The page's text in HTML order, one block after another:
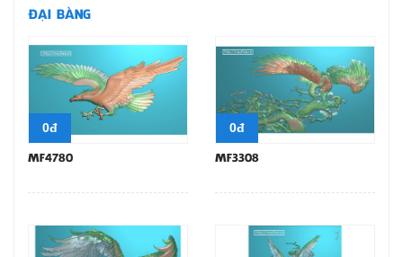
ĐẠI BÀNG
0đ
MF4780
0đ
MF3308